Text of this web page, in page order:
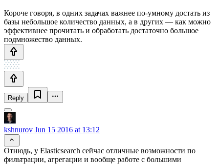
Короче говоря, в одних задачах важнее по-умному достать из
базы небольшое количество данных, а в других — как можно
эффективнее прочитать и обработать достаточно большое
подмножество данных.
Reply
kshnurov Jun 15 2016 at 13:12
Отнюдь, у Elasticsearch сейчас отличные возможности по
фильтрации, агрегации и вообще работе с большими